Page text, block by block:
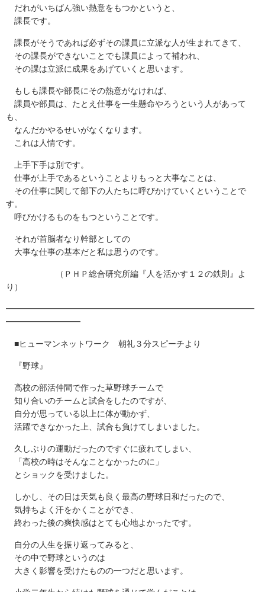
だれがいちばん強い熱意をもつかというと、
課長です。
課長がそうであれば必ずその課員に立派な人が生まれてきて、
その課長ができないことでも課員によって補われ、
その課は立派に成果をあげていくと思います。
もしも課長や部長にその熱意がなければ、
課員や部員は、たとえ仕事を一生懸命やろうという人があって
も、
なんだかやるせいがなくなります。
これは人情です。
上手下手は別です。
仕事が上手であるということよりもっと大事なことは、
その仕事に関して部下の人たちに呼びかけていくということで
す。
呼びかけるものをもつということです。
それが首脳者なり幹部としての
大事な仕事の基本だと私は思うのです。
（ＰＨＰ総合研究所編『人を活かす１２の鉄則』よ
り）
━━━━━━━━━━━━━━━━━━━━━━━━━━━━━━
━━━━━━━━━
■ヒューマンネットワーク 朝礼３分スピーチより
『野球』
高校の部活仲間で作った草野球チームで
知り合いのチームと試合をしたのですが、
自分が思っている以上に体が動かず、
活躍できなかった上、試合も負けてしまいました。
久しぶりの運動だったのですぐに疲れてしまい、
「高校の時はそんなことなかったのに」
とショックを受けました。
しかし、その日は天気も良く最高の野球日和だったので、
気持ちよく汗をかくことができ、
終わった後の爽快感はとても心地よかったです。
自分の人生を振り返ってみると、
その中で野球というのは
大きく影響を受けたものの一つだと思います。